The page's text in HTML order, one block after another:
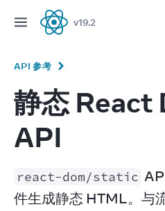
React
v19.2
API 参考
静态 React
API
react-dom/static
件生成静态 HTML。与